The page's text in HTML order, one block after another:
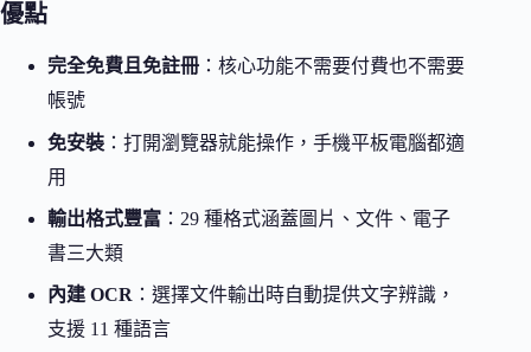
優點
完全免費且免註冊 ：核心功能不需要付費也不需要
帳號
免安裝 ：打開瀏覽器就能操作，手機平板電腦都適
用
輸出格式豐富 ：29 種格式涵蓋圖片、文件、電子
書三大類
內建 OCR ：選擇文件輸出時自動提供文字辨識，
支援 11 種語言